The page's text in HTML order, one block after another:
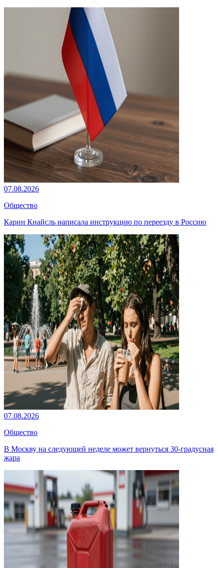
07.08.2026
Общество
Карин Кнайсль написала инструкцию по переезду в Россию
07.08.2026
Общество
В Москву на следующей неделе может вернуться 30-градусная
жара